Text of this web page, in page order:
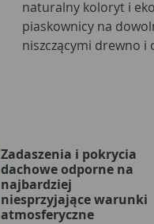
niszczącymi drewno i
Zadaszenia i pokrycia
dachowe odporne na
najbardziej
niesprzyjające warunki
atmosferyczne